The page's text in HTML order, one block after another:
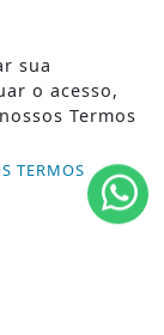
sua
o acesso,
Termos
TERMOS